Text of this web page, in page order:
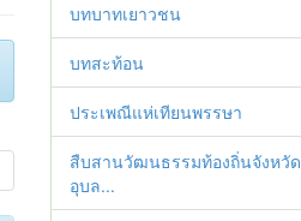
บทบาทเยาวชน
บทสะท้อน
ประเพณีแห่เทียนพรรษา
สืบสานวัฒนธรรมท้องถิ่นจังหวัด
อุบล...